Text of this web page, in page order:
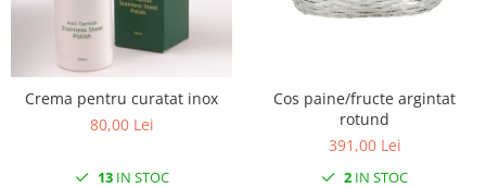
Crema pentru curatat inox
80,00 Lei
13IN STOC
Cos paine/fructe argintat
rotund
391,00 Lei
2 IN STOC